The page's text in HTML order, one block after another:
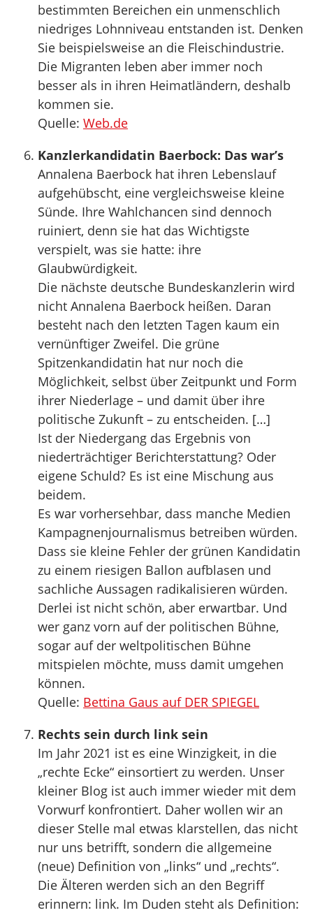
bestimmten Bereichen ein unmenschlich
niedriges Lohnniveau entstanden ist. Denken
Sie beispielsweise an die Fleischindustrie.
Die Migranten leben aber immer noch
besser als in ihren Heimatländern, deshalb
kommen sie.
Quelle: Web.de
Kanzlerkandidatin Baerbock: Das war’s
Annalena Baerbock hat ihren Lebenslauf
aufgehübscht, eine vergleichsweise kleine
Sünde. Ihre Wahlchancen sind dennoch
ruiniert, denn sie hat das Wichtigste
verspielt, was sie hatte: ihre
Glaubwürdigkeit.
Die nächste deutsche Bundeskanzlerin wird
nicht Annalena Baerbock heißen. Daran
besteht nach den letzten Tagen kaum ein
vernünftiger Zweifel. Die grüne
Spitzenkandidatin hat nur noch die
Möglichkeit, selbst über Zeitpunkt und Form
ihrer Niederlage – und damit über ihre
politische Zukunft – zu entscheiden. […]
Ist der Niedergang das Ergebnis von
niederträchtiger Berichterstattung? Oder
eigene Schuld? Es ist eine Mischung aus
beidem.
Es war vorhersehbar, dass manche Medien
Kampagnenjournalismus betreiben würden.
Dass sie kleine Fehler der grünen Kandidatin
zu einem riesigen Ballon aufblasen und
sachliche Aussagen radikalisieren würden.
Derlei ist nicht schön, aber erwartbar. Und
wer ganz vorn auf der politischen Bühne,
sogar auf der weltpolitischen Bühne
mitspielen möchte, muss damit umgehen
können.
Quelle: Bettina Gaus auf DER SPIEGEL
Rechts sein durch link sein
Im Jahr 2021 ist es eine Winzigkeit, in die
„rechte Ecke“ einsortiert zu werden. Unser
kleiner Blog ist auch immer wieder mit dem
Vorwurf konfrontiert. Daher wollen wir an
dieser Stelle mal etwas klarstellen, das nicht
nur uns betrifft, sondern die allgemeine
(neue) Definition von „links“ und „rechts“.
Die Älteren werden sich an den Begriff
erinnern: link. Im Duden steht als Definition: